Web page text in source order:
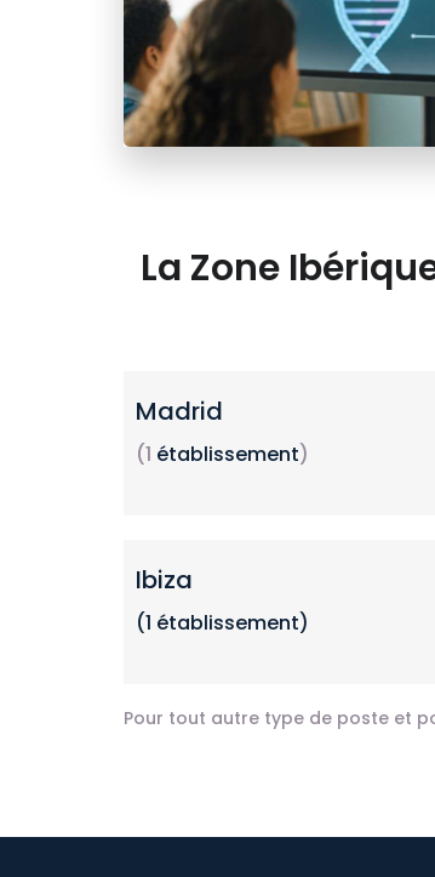
La Zone
Madrid
(1 établissement)
Ibiza
(1 établissement)
Pour tout autre type de poste et